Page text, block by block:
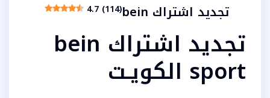
تجديد اشتراك bein 4.7 (114)
تجديد اشتراك bein
sport الكويـت